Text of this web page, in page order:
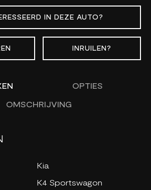
IN DEZE AUTO?
INRUILEN?
OPTIES
OMSCHRIJVING
Kia
K4 Sportswagon